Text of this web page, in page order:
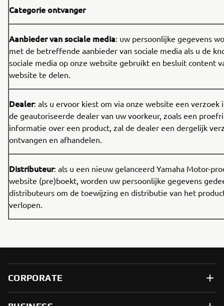
Categorie ontvanger
Aanbieder van sociale media: uw persoonlijke gegevens
met de betreffende aanbieder van sociale media als u de
sociale media op onze website gebruikt en besluit content
website te delen.
Dealer: als u ervoor kiest om via onze website een verzoek
de geautoriseerde dealer van uw voorkeur, zoals een
informatie over een product, zal de dealer een dergelijk
ontvangen en afhandelen.
Distributeur: als u een nieuw gelanceerd Yamaha Motor-
website (pre)boekt, worden uw persoonlijke gegevens
distributeurs om de toewijzing en distributie van het
verlopen.
CORPORATE